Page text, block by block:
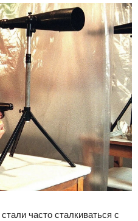
часто сталкиваться с